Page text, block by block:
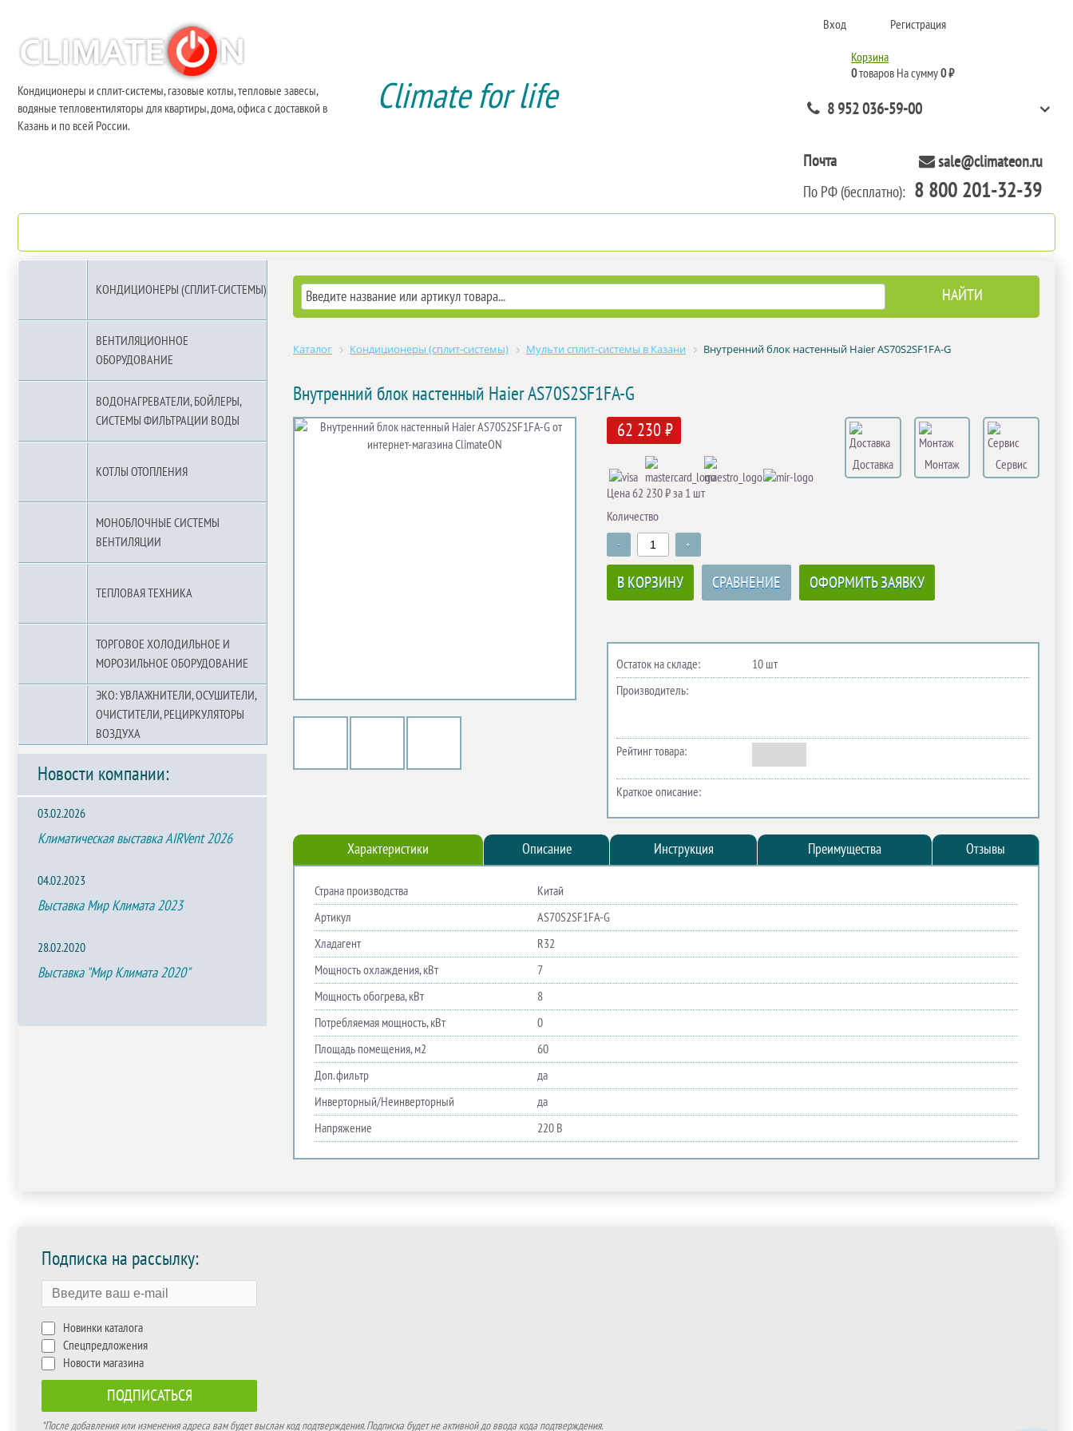
Кондиционеры и сплит-системы, газовые котлы, тепловые завесы,
водяные тепловентиляторы для квартиры, дома, офиса с доставкой в
Казань и по всей России.
Climate for life
Вход Регистрация
Корзина
0товаров На сумму0 ₽
8 952 036-59-00
Почта sale@climateon.ru
По РФ (бесплатно): 8 800 201-32-39
КОНДИЦИОНЕРЫ (СПЛИТ-СИСТЕМЫ)
ВЕНТИЛЯЦИОННОЕ
ОБОРУДОВАНИЕ
ВОДОНАГРЕВАТЕЛИ, БОЙЛЕРЫ,
СИСТЕМЫ ФИЛЬТРАЦИИ ВОДЫ
КОТЛЫ ОТОПЛЕНИЯ
МОНОБЛОЧНЫЕ СИСТЕМЫ
ВЕНТИЛЯЦИИ
ТЕПЛОВАЯ ТЕХНИКА
ТОРГОВОЕ ХОЛОДИЛЬНОЕ И
МОРОЗИЛЬНОЕ ОБОРУДОВАНИЕ
ЭКО: УВЛАЖНИТЕЛИ, ОСУШИТЕЛИ,
ОЧИСТИТЕЛИ, РЕЦИРКУЛЯТОРЫ
ВОЗДУХА
Новости компании:
03.02.2026
Климатическая выставка AIRVent 2026
04.02.2023
Выставка Мир Климата 2023
28.02.2020
Выставка "Мир Климата 2020"
Каталог Кондиционеры (сплит-системы) Мульти сплит-системы в Казани Внутренний блок настенный Haier AS70S2SF1FA-G
Внутренний блок настенный Haier AS70S2SF1FA-G
62 230 ₽
Доставка Монтаж
Сервис
Цена 62 230 ₽ за 1 шт
Количество
- +
В КОРЗИНУ СРАВНЕНИЕ ОФОРМИТЬ ЗАЯВКУ
Остаток на складе:
10 шт
Производитель:
Рейтинг товара:
Краткое описание:
Характеристики Описание Инструкция Преимущества Отзывы
Страна производства
Китай
Артикул
AS70S2SF1FA-G
Хладагент
R32
Мощность охлаждения, кВт
7
Мощность обогрева, кВт
8
Потребляемая мощность, кВт
0
Площадь помещения, м2
60
Доп. фильтр
да
Инверторный/Неинверторный
да
Напряжение
220 В
Подписка на рассылку:
Новинки каталога
Спецпредложения
Новости магазина
*После добавления или изменения адреса вам будет выслан код подтверждения. Подписка будет не активной до ввода кода подтверждения.